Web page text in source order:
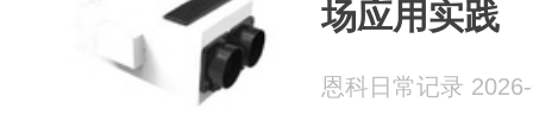
场应用实践
恩科日常记录